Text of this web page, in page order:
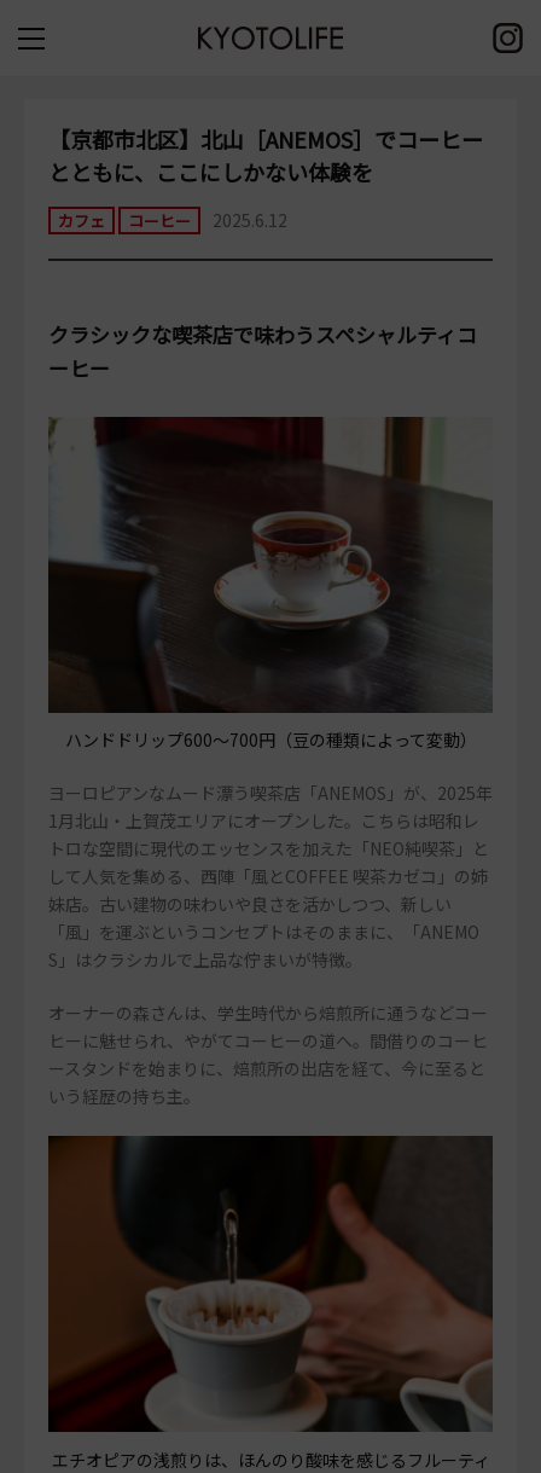
【京都市北区】北山［ANEMOS］でコーヒー
とともに、ここにしかない体験を
カフェ コーヒー 2025.6.12
クラシックな喫茶店で味わうスペシャルティコ
ーヒー
ハンドドリップ600～700円（豆の種類によって変動）
ヨーロピアンなムード漂う喫茶店「ANEMOS」が、2025年
1月北山・上賀茂エリアにオープンした。こちらは昭和レ
トロな空間に現代のエッセンスを加えた「NEO純喫茶」と
して人気を集める、西陣「風とCOFFEE 喫茶カゼコ」の姉
妹店。古い建物の味わいや良さを活かしつつ、新しい
「風」を運ぶというコンセプトはそのままに、「ANEMO
S」はクラシカルで上品な佇まいが特徴。
オーナーの森さんは、学生時代から焙煎所に通うなどコー
ヒーに魅せられ、やがてコーヒーの道へ。間借りのコーヒ
ースタンドを始まりに、焙煎所の出店を経て、今に至ると
いう経歴の持ち主。
エチオピアの浅煎りは、ほんのり酸味を感じるフルーティ